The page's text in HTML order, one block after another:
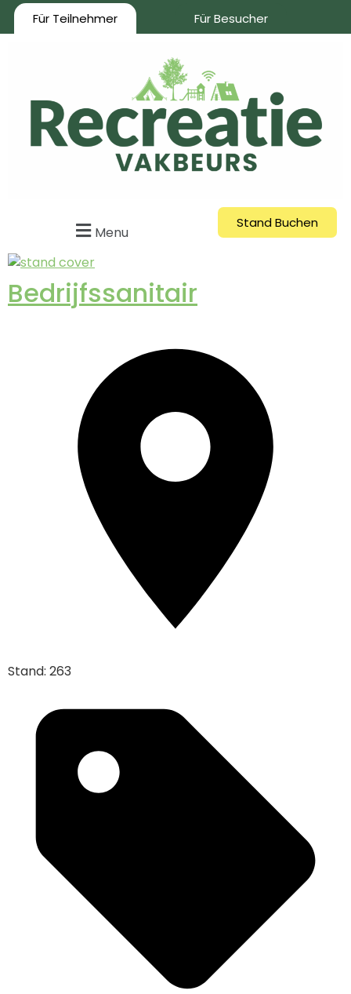
Für Teilnehmer Für Besucher
Menu
Stand Buchen
Bedrijfssanitair
Stand: 263